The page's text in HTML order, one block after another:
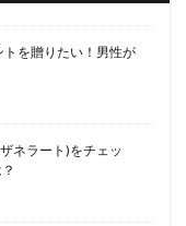
トを贈りたい！男性が
ネラート)をチェッ